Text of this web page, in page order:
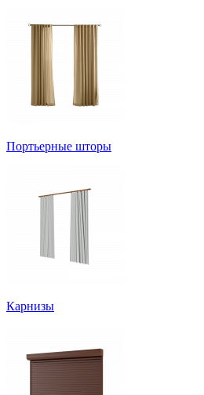
Портьерные шторы
Карнизы